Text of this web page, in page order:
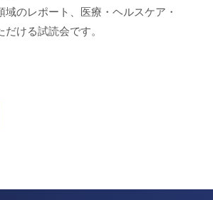
のレポート、医療・ヘルスケア・
ける試読会です。